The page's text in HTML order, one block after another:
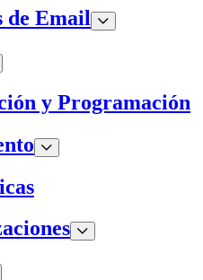
de Email
y Programación